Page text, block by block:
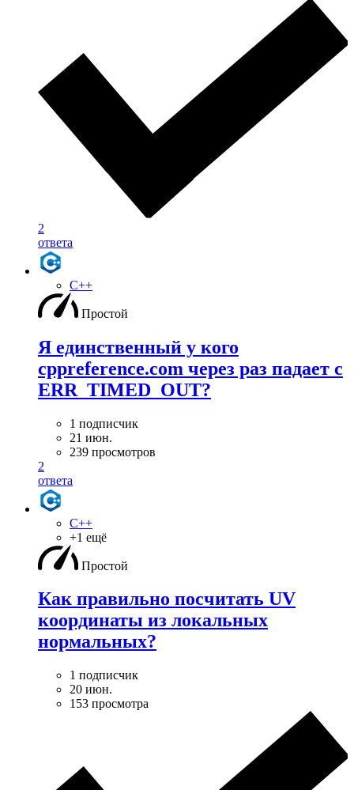
2
ответа
C++
Простой
Я единственный у кого
cppreference.com через раз падает с
ERR_TIMED_OUT?
1 подписчик
21 июн.
239 просмотров
2
ответа
C++
+1 ещё
Простой
Как правильно посчитать UV
координаты из локальных
нормальных?
1 подписчик
20 июн.
153 просмотра